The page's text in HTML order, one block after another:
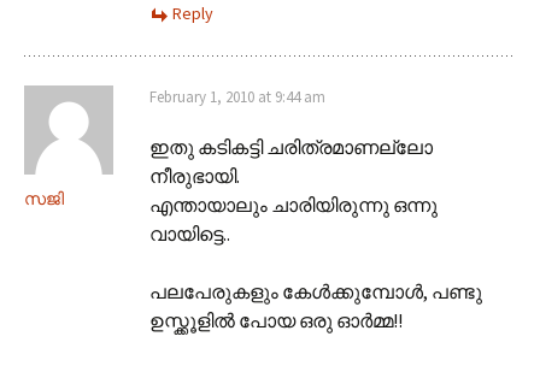
Reply
സജി
February 1, 2010 at 9:44 am
ഇതു കടികട്ടി ചരിത്രമാണല്ലോ
നീരുഭായി.
എന്തായാലും ചാരിയിരുന്നു ഒന്നു
വായിട്ടെ..
പലപേരുകളും കേള്‍ക്കുമ്പോള്‍, പണ്ടു
ഉസ്ക്കൂളില്‍ പോയ ഒരു ഓര്‍മ്മ!!